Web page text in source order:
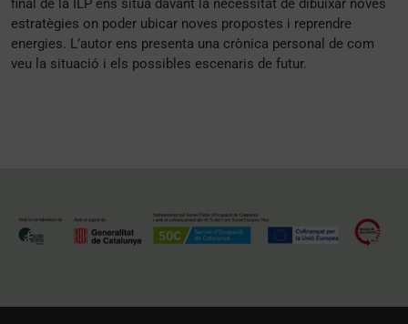
final de la ILP ens situa davant la necessitat de dibuixar noves
estratègies on poder ubicar noves propostes i reprendre
energies. L’autor ens presenta una crònica personal de com
veu la situació i els possibles escenaris de futur.